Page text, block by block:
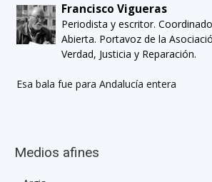
Francisco Vigueras
Periodista y escritor.
Abierta. Portavoz de la
Verdad, Justicia y Reparación.
Esa bala fue para Andalucía entera
Medios afines